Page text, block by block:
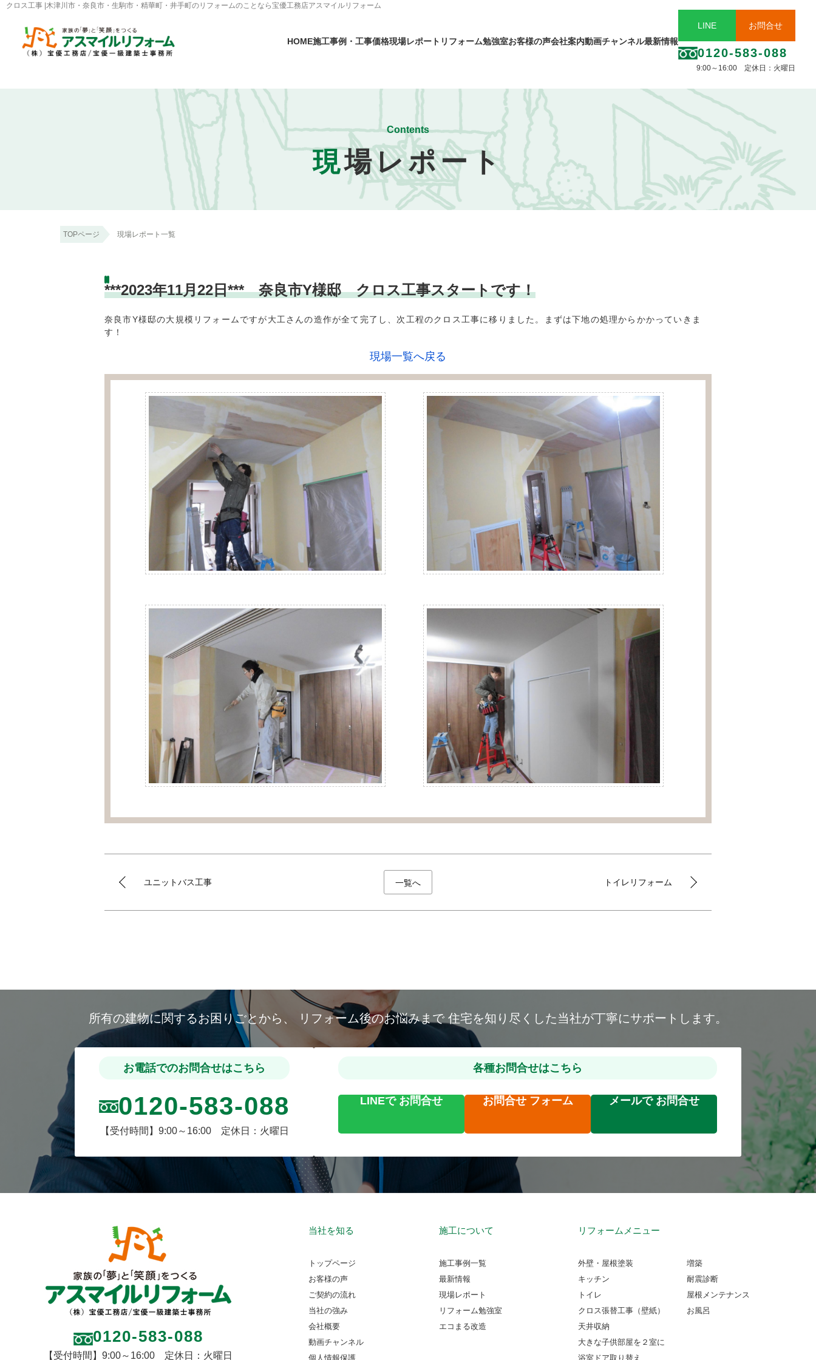
クロス工事 |木津川市・奈良市・生駒市・精華町・井手町のリフォームのことなら宝優工務店アスマイルリフォーム
HOME施工事例・工事価格現場レポート リフォーム勉強室お客様の声会社案内動画チャンネル最新情報
LINE お問合せ
0120-583-088
9:00～16:00 定休日：火曜日
Contents
現場レポート
TOPページ 現場レポート一覧
***2023年11月22日*** 奈良市Y様邸 クロス工事スタートです！
奈良市Y様邸の大規模リフォームですが大工さんの造作が全て完了し、次工程のクロス工事に移りました。まずは下地の処理からかかっていきま
す！
現場一覧へ戻る
ユニットバス工事 一覧へ トイレリフォーム
所有の建物に関するお困りごとから、 リフォーム後のお悩みまで 住宅を知り尽くした当社が丁寧にサポートします。
お電話でのお問合せはこちら
0120-583-088
【受付時間】9:00～16:00 定休日：火曜日
各種お問合せはこちら
LINEで お問合せ お問合せ フォーム メールで お問合せ
0120-583-088
【受付時間】9:00～16:00 定休日：火曜日
当社を知る
トップページ
お客様の声
ご契約の流れ
当社の強み
会社概要
動画チャンネル
個人情報保護
施工について
施工事例一覧
最新情報
現場レポート
リフォーム勉強室
エコまる改造
リフォームメニュー
外壁・屋根塗装
キッチン
トイレ
クロス張替工事（壁紙）
天井収納
大きな子供部屋を２室に
浴室ドア取り替え
増築
耐震診断
屋根メンテナンス
お風呂